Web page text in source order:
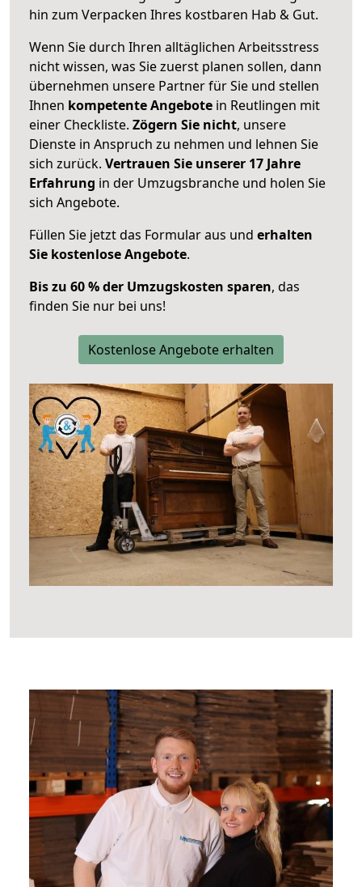
hin zum Verpacken Ihres kostbaren Hab & Gut.
Wenn Sie durch Ihren alltäglichen Arbeitsstress
nicht wissen, was Sie zuerst planen sollen, dann
übernehmen unsere Partner für Sie und stellen
Ihnen kompetente Angebote in Reutlingen mit
einer Checkliste. Zögern Sie nicht, unsere
Dienste in Anspruch zu nehmen und lehnen Sie
sich zurück. Vertrauen Sie unserer 17 Jahre
Erfahrung in der Umzugsbranche und holen Sie
sich Angebote.
Füllen Sie jetzt das Formular aus und erhalten
Sie kostenlose Angebote.
Bis zu 60 % der Umzugskosten sparen, das
finden Sie nur bei uns!
Kostenlose Angebote erhalten